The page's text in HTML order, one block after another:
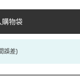
購物袋
誤差)